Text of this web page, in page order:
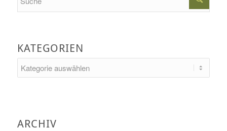
KATEGORIEN
ARCHIV